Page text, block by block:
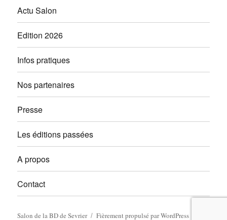
Actu Salon
Edition 2026
Infos pratiques
Nos partenaires
Presse
Les éditions passées
A propos
Contact
Salon de la BD de Sevrier Fièrement propulsé par WordPress